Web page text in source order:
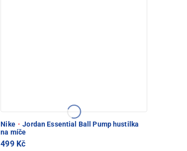
Nike · Jordan Essential Ball Pump hustilka
na míče
499 Kč